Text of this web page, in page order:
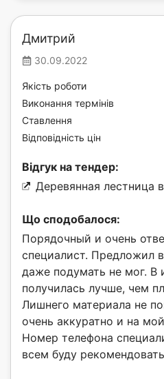
Дмитрий
30.09.2022
Якість роботи
Виконання термінів
Ставлення
Відповідність цін
Відгук на тендер:
Деревянная лестница
Що сподобалося:
Порядочный и очень
специалист. Предложил
даже подумать не мог. В
получилась лучше, чем
Лишнего материала не
очень аккуратно и на
Номер телефона
всем буду